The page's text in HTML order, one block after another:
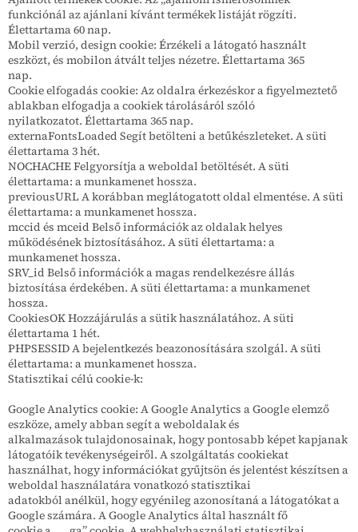
funkciónál az ajánlani kívánt termékek listáját rögzíti.
Élettartama 60 nap.
Mobil verzió, design cookie: Érzékeli a látogató használt
eszközt, és mobilon átvált teljes nézetre. Élettartama 365
nap.
Cookie elfogadás cookie: Az oldalra érkezéskor a figyelmeztető
ablakban elfogadja a cookiek tárolásáról szóló
nyilatkozatot. Élettartama 365 nap.
externaFontsLoaded Segít betölteni a betűkészleteket. A süti
élettartama 3 hét.
NOCHACHE Felgyorsítja a weboldal betöltését. A süti
élettartama: a munkamenet hossza.
previousURL A korábban meglátogatott oldal elmentése. A süti
élettartama: a munkamenet hossza.
mccid és mceid Belső információk az oldalak helyes
működésének biztosításához. A süti élettartama: a
munkamenet hossza.
SRV_id Belső információk a magas rendelkezésre állás
biztosítása érdekében. A süti élettartama: a munkamenet
hossza.
CookiesOK Hozzájárulás a sütik használatához. A süti
élettartama 1 hét.
PHPSESSID A bejelentkezés beazonosítására szolgál. A süti
élettartama: a munkamenet hossza.
Statisztikai célú cookie-k:
Google Analytics cookie: A Google Analytics a Google elemző
eszköze, amely abban segít a weboldalak és
alkalmazások tulajdonosainak, hogy pontosabb képet kapjanak
látogatóik tevékenységeiről. A szolgáltatás cookiekat
használhat, hogy információkat gyűjtsön és jelentést készítsen a
weboldal használatára vonatkozó statisztikai
adatokból anélkül, hogy egyénileg azonosítaná a látogatókat a
Google számára. A Google Analytics által használt fő